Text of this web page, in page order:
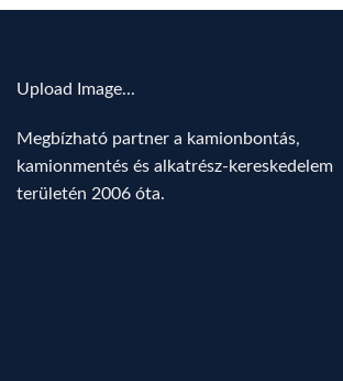
Upload Image...
Megbízható partner a kamionbontás,
kamionmentés és alkatrész-kereskedelem
területén 2006 óta.